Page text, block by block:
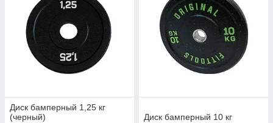
Диск бамперный 1,25 кг
(черный)
Диск бамперный 10 кг